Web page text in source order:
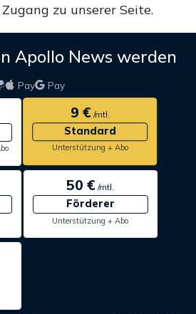
zu unserer Seite.
Apollo News werden
Pay Pay
9 €/mtl.
Standard
Unterstützung + Abo
50 € /mtl.
Förderer
Unterstützung + Abo